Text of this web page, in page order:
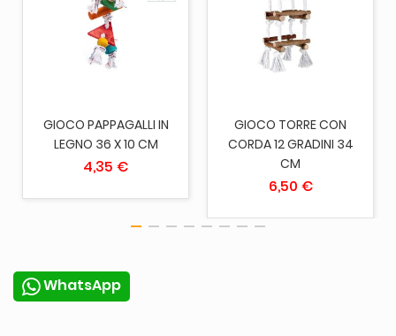
GIOCO PAPPAGALLI IN
LEGNO 36 X 10 CM
4,35 €
GIOCO TORRE CON
CORDA 12 GRADINI 34
CM
6,50 €
WhatsApp